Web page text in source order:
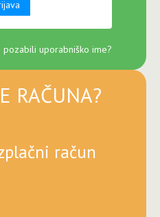
pozabili uporabniško ime?
RAČUNA?
račun